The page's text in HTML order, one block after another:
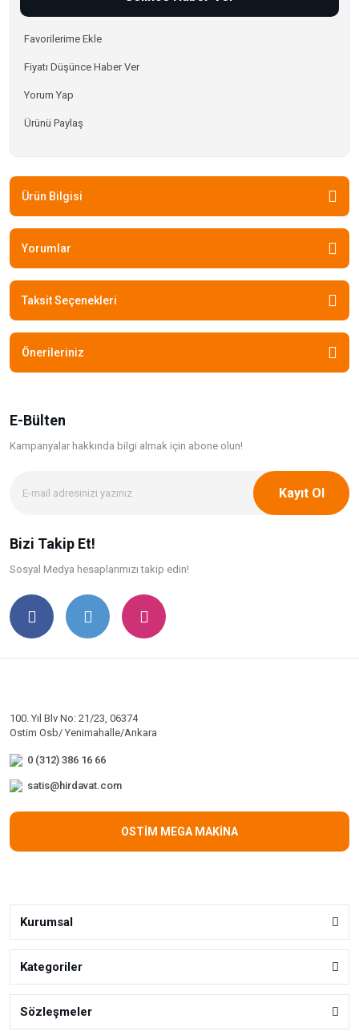
Fiyatı Düşünce Haber Ver
Yorum Yap
Ürünü Paylaş
Ürün Bilgisi
Yorumlar
Taksit Seçenekleri
Önerileriniz
E-Bülten
Kampanyalar hakkında bilgi almak için abone olun!
Kayıt Ol
Bizi Takip Et!
Sosyal Medya hesaplarımızı takip edin!
100. Yıl Blv No: 21/23, 06374
Ostim Osb/ Yenimahalle/Ankara
0 (312) 386 16 66
satis@hirdavat.com
OSTİM MEGA MAKİNA
Kurumsal
Kategoriler
Sözleşmeler